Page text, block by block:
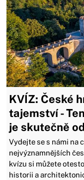
KVÍZ: České
tajemství -
je skutečně
Vydejte se s námi na
nejvýznamnějších
kvízu si můžete
historii a